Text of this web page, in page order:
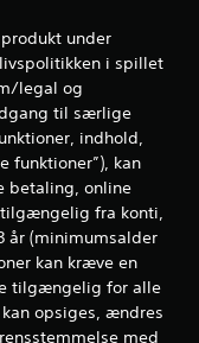
n
e
r
f
r
a
1
under
i spillet
legal og
til særlige
indhold,
funktioner”), kan
betaling, online
fra konti,
år (minimumsalder
kan kræve en
tilgængelig for alle
opsiges, ændres
med